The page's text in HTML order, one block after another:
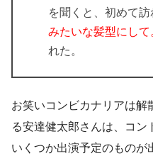
を聞くと、初めて
みたいな髪型にして
れた。
お笑いコンビカナリアは解
る安達健太郎さんは、コン
いくつか出演予定のものが